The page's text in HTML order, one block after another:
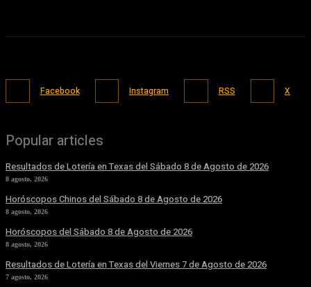
Facebook Instagram RSS X
Popular articles
Resultados de Lotería en Texas del Sábado 8 de Agosto de 2026
8 agosto, 2026
Horóscopos Chinos del Sábado 8 de Agosto de 2026
8 agosto, 2026
Horóscopos del Sábado 8 de Agosto de 2026
8 agosto, 2026
Resultados de Lotería en Texas del Viernes 7 de Agosto de 2026
7 agosto, 2026